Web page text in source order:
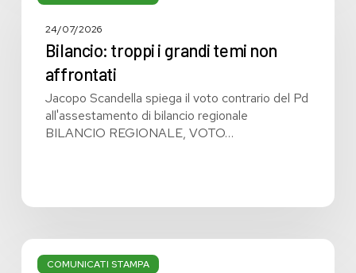
grandi
affrontati
24/07/2026
Bilancio: troppi i grandi temi non
affrontati
Jacopo Scandella spiega il voto contrario del Pd
all'assestamento di bilancio regionale
BILANCIO REGIONALE, VOTO…
COMUNICATI STAMPA
Bilancio
regionale: